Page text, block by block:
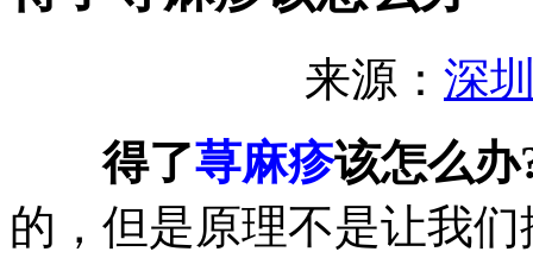
来源： 深
得了荨麻疹该怎么办
的，但是原理不是让我